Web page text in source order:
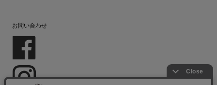
お問い合わせ